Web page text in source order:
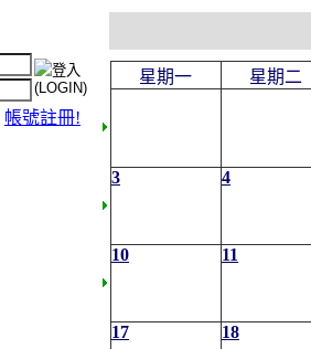
帳號註冊!
星期一 星期二
3 4
10 11
17 18